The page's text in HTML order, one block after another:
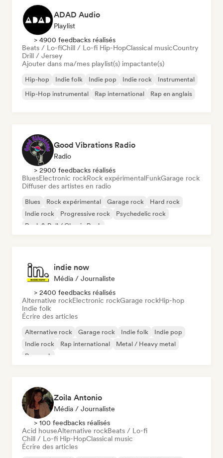
ADAD Audio
Playlist
> 4900 feedbacks réalisés
Beats / Lo-fiChill / Lo-fi Hip-HopClassical musicCountry
Drill / Jersey
Ajouter dans ma/mes playlist(s) impactante(s)
Hip-hop Indie folk Indie pop Indie rock
Instrumental
Hip-Hop instrumental
Rap international Rap en anglais
Good Vibrations Radio
Radio
> 2900 feedbacks réalisés
BluesElectronic rockRock expérimentalFunkGarage rock
Diffuser des artistes en radio
Blues Rock expérimental Garage rock
Hard rock
Indie rock
Progressive rock
Psychedelic rock
Rock & Roll / Classic Rock
indie now
Média / Journaliste
> 2400 feedbacks réalisés
Alternative rockElectronic rockGarage rockHip-hop
Indie folk
Écrire des articles
Alternative rock Garage rock Indie folk
Indie pop
Indie rock
Rap international
Metal / Heavy metal
Pop rock
Zoila Antonio
Média / Journaliste
> 100 feedbacks réalisés
Acid houseAlternative rockBeats / Lo-fi
Chill / Lo-fi Hip-HopClassical music
Écrire des articles